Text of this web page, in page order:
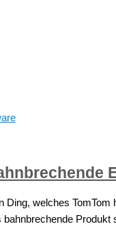
Ding, welches
Produkt